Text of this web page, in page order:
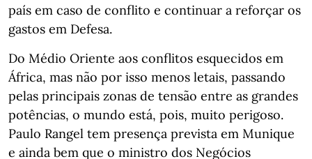
país em caso de conflito e continuar a reforçar os
gastos em Defesa.
Do Médio Oriente aos conflitos esquecidos em
África, mas não por isso menos letais, passando
pelas principais zonas de tensão entre as grandes
potências, o mundo está, pois, muito perigoso.
Paulo Rangel tem presença prevista em Munique
e ainda bem que o ministro dos Negócios